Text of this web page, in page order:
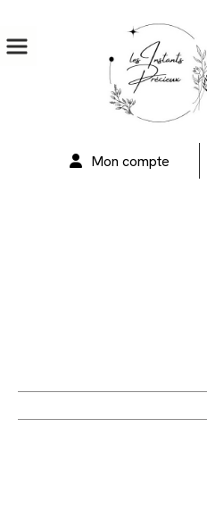
Mon compte